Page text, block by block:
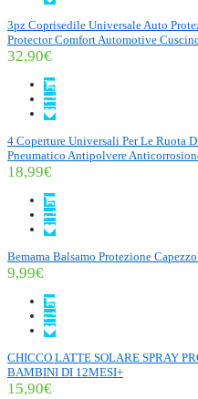
3pz Coprisedile Universale Auto
Protector Comfort Automotive
32,90€
4 Coperture Universali Per Le Ruota
Pneumatico Antipolvere
18,99€
Bemama Balsamo Protezione
9,99€
CHICCO LATTE SOLARE SPRAY
BAMBINI DI 12MESI+
15,90€